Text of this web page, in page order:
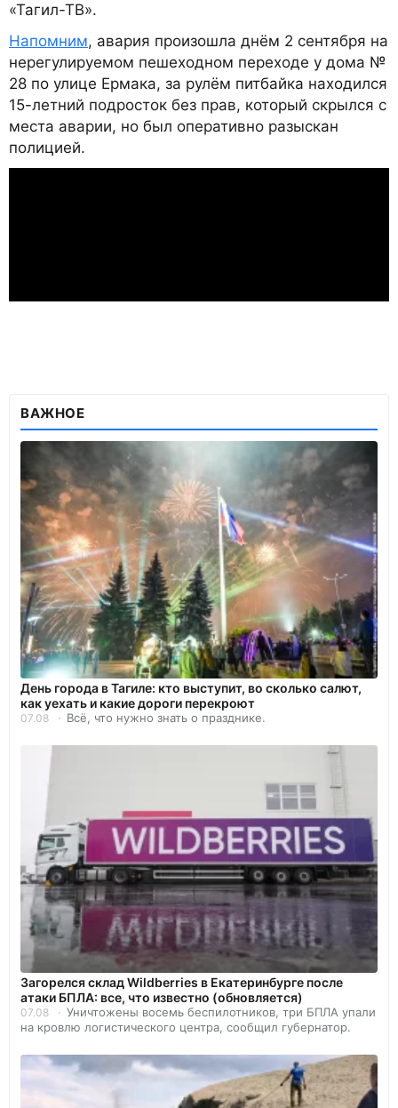
«Тагил-ТВ».
Напомним, авария произошла днём 2 сентября на
нерегулируемом пешеходном переходе у дома №
28 по улице Ермака, за рулём питбайка находился
15-летний подросток без прав, который скрылся с
места аварии, но был оперативно разыскан
полицией.
ВАЖНОЕ
День города в Тагиле: кто выступит, во сколько салют,
как уехать и какие дороги перекроют
07.08 Всё, что нужно знать о празднике.
Загорелся склад Wildberries в Екатеринбурге после
атаки БПЛА: все, что известно (обновляется)
07.08
Уничтожены восемь беспилотников, три БПЛА упали
на кровлю логистического центра, сообщил губернатор.